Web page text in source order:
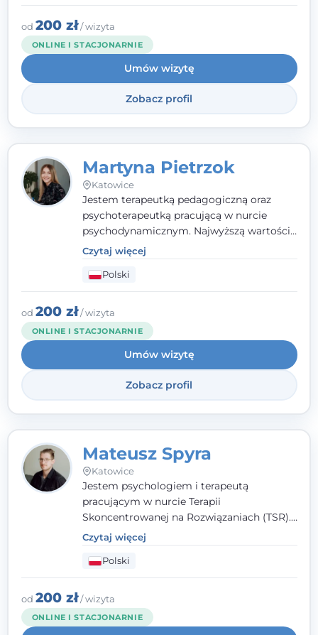
indywidualne podejście pełne empatii,
zaufania i wsparcia. Jeśli masz za sobą
trudny czas, jestem tutaj dla Ciebie.
od 200 zł/ wizyta
ONLINE I STACJONARNIE
Umów wizytę
Zobacz profil
Martyna Pietrzok
Katowice
Jestem terapeutką pedagogiczną oraz
psychoterapeutką pracującą w nurcie
psychodynamicznym. Najwyższą wartością
jest dla mnie bliska, pełna zrozumienia i
zaangażowania relacja z pacjentem. To
właśnie ta oparta na zaufaniu więź staje się
przestrzenią, w której można dotrzeć do
źródła trudności i spojrzeć na nie inaczej
niż dotąd.
Czytaj więcej
Polski
od 200 zł/ wizyta
ONLINE I STACJONARNIE
Umów wizytę
Zobacz profil
Mateusz Spyra
Katowice
Jestem psychologiem i terapeutą
pracującym w nurcie Terapii
Skoncentrowanej na Rozwiązaniach (TSR).
Towarzyszę młodzieży i dorosłym z
empatią, zrozumieniem i bez oceniania.
Daję przestrzeń do bycia sobą, bo wiem, że
w każdym człowieku jest coś wyjątkowego.
Czytaj więcej
Polski
od 200 zł/ wizyta
ONLINE I STACJONARNIE